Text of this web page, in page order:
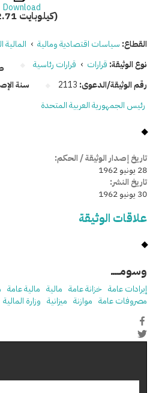
Download
(42.71 كيلوبايت)
القطاع: سياسات اقتصادية ومالية › المالية
نوع الوثيقة: قرارات › قرارات رئاسية
رقم الوثيقة/الدعوى: 2113 سنة
رئيس الجمهورية العربية المتحدة
تاريخ إصدار الوثيقة / الحكم:
28 يونيو 1962
تاريخ النشر:
30 يونيو 1962
علاقات الوثيقة
وسومـــــ
إيرادات عامة خزانة عامة مالية مالية عامة
مصروفات عامة موازنة ميزانية وزارة المالية